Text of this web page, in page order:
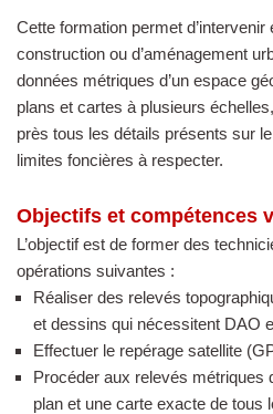
Cette formation permet
construction ou d’aménagement
données métriques d’un espace
plans et cartes à plusieurs
près tous les détails présents sur
limites foncières à respecter.
Objectifs et compétences
L’objectif est de former des
opérations suivantes :
Réaliser des relevés
et dessins qui nécessitent DAO
Effectuer le repérage satellite
Procéder aux relevés métriques
plan et une carte exacte de tous